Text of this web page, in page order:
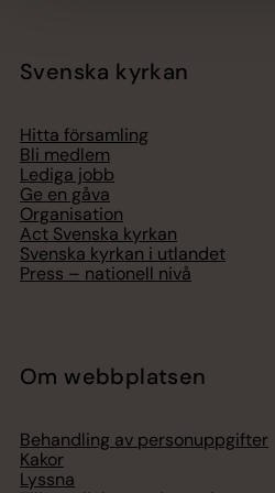
Svenska kyrkan
Hitta församling
Bli medlem
Lediga jobb
Ge en gåva
Organisation
Act Svenska kyrkan
Svenska kyrkan i utlandet
Press – nationell nivå
Om webbplatsen
Behandling av personuppgifter
Kakor
Lyssna